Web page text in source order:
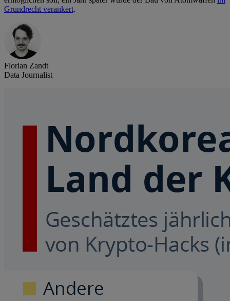
Grundrecht verankert.
Florian Zandt
Data Journalist